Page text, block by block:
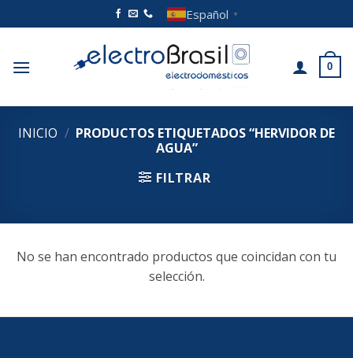
al
Español ▼
0
INICIO / PRODUCTOS ETIQUETADOS “HERVIDOR DE
AGUA”
FILTRAR
No se han encontrado productos que coincidan con tu
selección.